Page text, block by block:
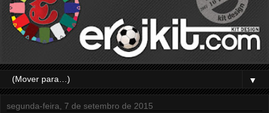
▼
segunda-feira, 7 de setembro de 2015